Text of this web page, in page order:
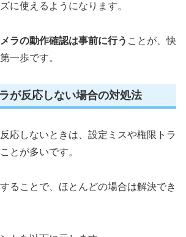
に使えるようになります。
ラの動作確認は事前に行う ことが、快
一歩です。
が反応しない場合の対処法
応しないときは、設定ミスや権限トラ
とが多いです。
ることで、ほとんどの場合は解決でき